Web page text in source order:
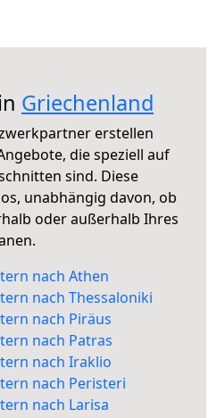
Griechenland
erstellen
die speziell auf
sind. Diese
unabhängig davon, ob
oder außerhalb Ihres
nach Athen
nach Thessaloniki
nach Piräus
nach Patras
nach Iraklio
nach Peristeri
nach Larisa